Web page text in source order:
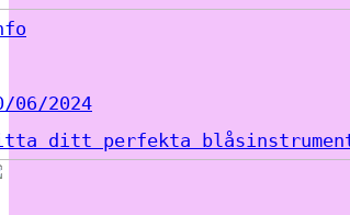
06/2024
ditt perfekta